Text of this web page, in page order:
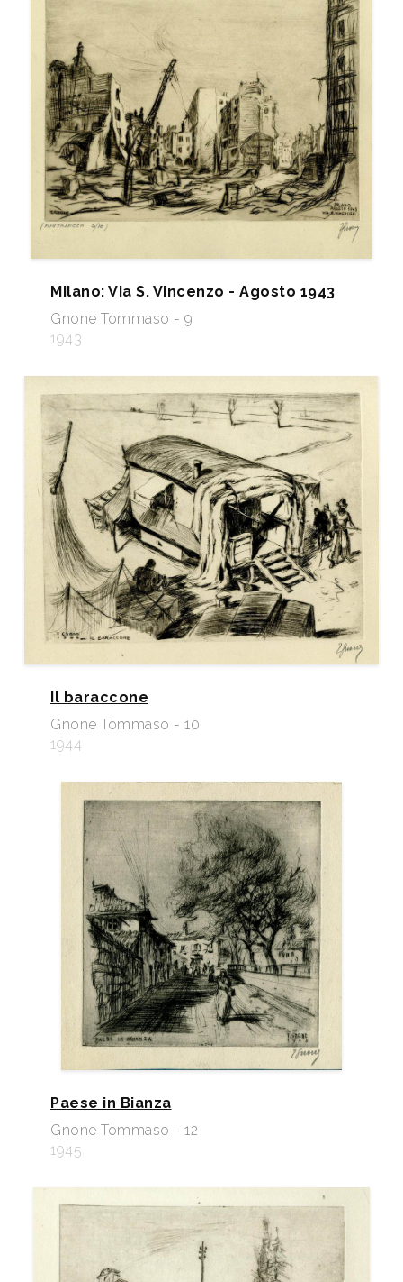
Milano: Via S. Vincenzo - Agosto 1943
Gnone Tommaso - 9
1943
Il baraccone
Gnone Tommaso - 10
1944
Paese in Bianza
Gnone Tommaso - 12
1945